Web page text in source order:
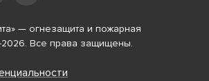
— огнезащита и пожарная
2026. Все права защищены.